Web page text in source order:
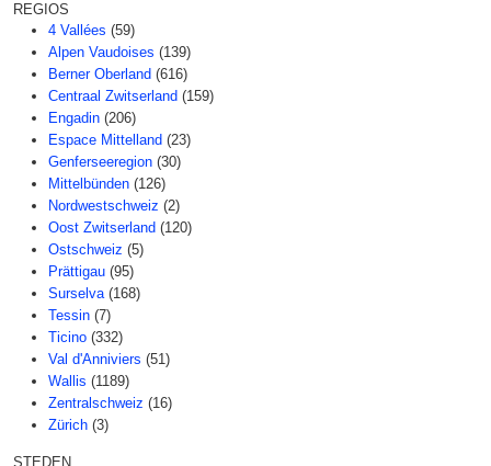
REGIOS
4 Vallées (59)
Alpen Vaudoises (139)
Berner Oberland (616)
Centraal Zwitserland (159)
Engadin (206)
Espace Mittelland (23)
Genferseeregion (30)
Mittelbünden (126)
Nordwestschweiz (2)
Oost Zwitserland (120)
Ostschweiz (5)
Prättigau (95)
Surselva (168)
Tessin (7)
Ticino (332)
Val d'Anniviers (51)
Wallis (1189)
Zentralschweiz (16)
Zürich (3)
STEDEN